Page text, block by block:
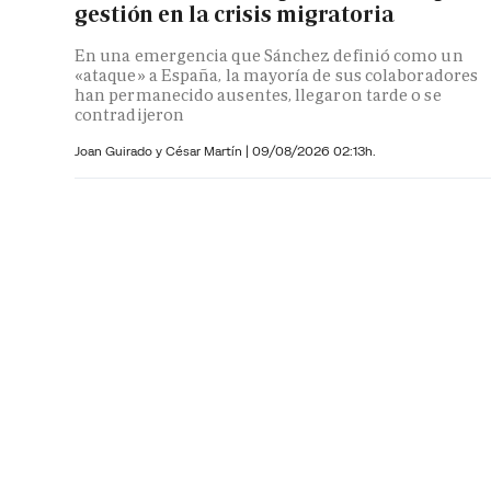
gestión en la crisis migratoria
En una emergencia que Sánchez definió como un
«ataque» a España, la mayoría de sus colaboradores
han permanecido ausentes, llegaron tarde o se
contradijeron
Joan Guirado y César Martín | 09/08/2026 02:13h.